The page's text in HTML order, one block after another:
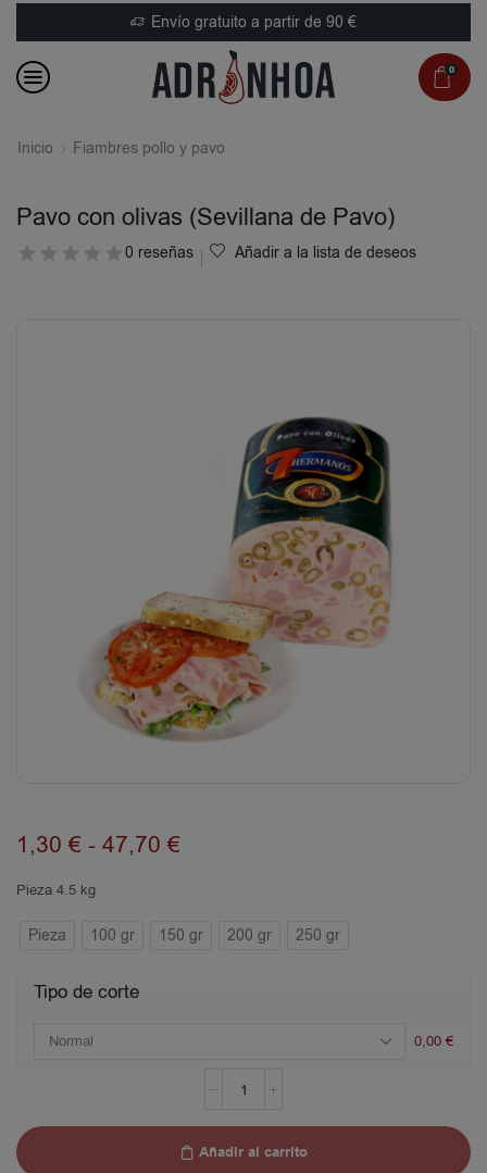
Envío gratuito a partir de 90 €
0
Inicio Fiambres pollo y pavo
Pavo con olivas (Sevillana de Pavo)
0 reseñas Añadir a la lista de deseos
1,30 € - 47,70 €
Pieza 4.5 kg
Pieza 100 gr 150 gr 200 gr 250 gr
Tipo de corte
0,00 €
Añadir al carrito